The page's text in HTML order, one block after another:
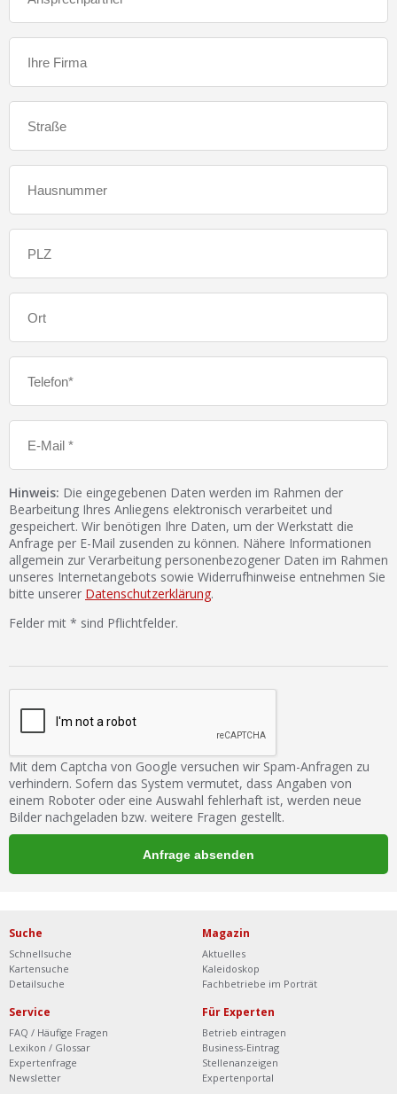
Hinweis: Die eingegebenen Daten werden im Rahmen der
Bearbeitung Ihres Anliegens elektronisch verarbeitet und
gespeichert. Wir benötigen Ihre Daten, um der Werkstatt die
Anfrage per E-Mail zusenden zu können. Nähere Informationen
allgemein zur Verarbeitung personenbezogener Daten im Rahmen
unseres Internetangebots sowie Widerrufhinweise entnehmen Sie
bitte unserer Datenschutzerklärung.
Felder mit * sind Pflichtfelder.
Mit dem Captcha von Google versuchen wir Spam-Anfragen zu
verhindern. Sofern das System vermutet, dass Angaben von
einem Roboter oder eine Auswahl fehlerhaft ist, werden neue
Bilder nachgeladen bzw. weitere Fragen gestellt.
Suche
Schnellsuche
Kartensuche
Detailsuche
Magazin
Aktuelles
Kaleidoskop
Fachbetriebe im Porträt
Service
FAQ / Häufige Fragen
Lexikon / Glossar
Expertenfrage
Newsletter
Für Experten
Betrieb eintragen
Business-Eintrag
Stellenanzeigen
Expertenportal